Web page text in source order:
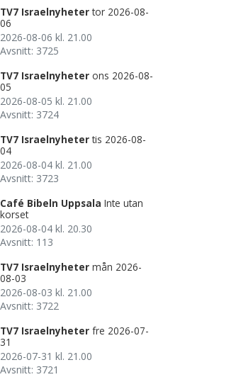
TV7 Israelnyheter tor 2026-08-
06
2026-08-06 kl. 21.00
Avsnitt: 3725
TV7 Israelnyheter ons 2026-08-
05
2026-08-05 kl. 21.00
Avsnitt: 3724
TV7 Israelnyheter tis 2026-08-
04
2026-08-04 kl. 21.00
Avsnitt: 3723
Café Bibeln Uppsala Inte utan
korset
2026-08-04 kl. 20.30
Avsnitt: 113
TV7 Israelnyheter mån 2026-
08-03
2026-08-03 kl. 21.00
Avsnitt: 3722
TV7 Israelnyheter fre 2026-07-
31
2026-07-31 kl. 21.00
Avsnitt: 3721